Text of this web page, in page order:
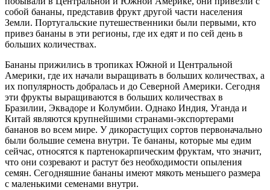
собой бананы, представив фрукт другой части населения
Земли. Португальские путешественники были первыми, кто
привез бананы в эти регионы, где их едят и по сей день в
больших количествах.
Бананы прижились в тропиках Южной и Центральной
Америки, где их начали выращивать в больших количествах, а
их популярность добралась и до Северной Америки. Сегодня
эти фрукты выращиваются в больших количествах в
Бразилии, Эквадоре и Колумбии. Однако Индия, Уганда и
Китай являются крупнейшими странами-экспортерами
бананов во всем мире. У дикорастущих сортов первоначально
были большие семена внутри. Те бананы, которые мы едим
сейчас, относятся к партенокарпическим фруктам, что значит,
что они созревают и растут без необходимости опыления
семян. Сегодняшние бананы имеют мякоть меньшего размера
с маленькими семенами внутри.